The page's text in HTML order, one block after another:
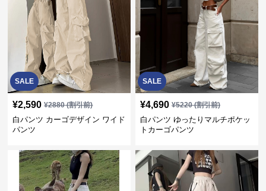
SALE
¥2,590 ¥2880(割引前)
白パンツ カーゴデザイン ワイド
パンツ
SALE
¥4,690 ¥5220(割引前)
白パンツ ゆったりマルチポケッ
トカーゴパンツ